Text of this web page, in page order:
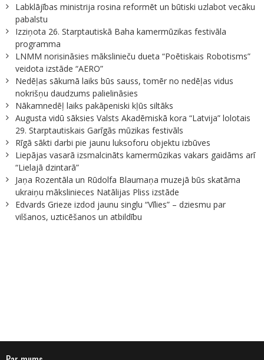
Labklājības ministrija rosina reformēt un būtiski uzlabot vecāku
pabalstu
Izziņota 26. Starptautiskā Baha kamermūzikas festivāla
programma
LNMM norisināsies mākslinieču dueta “Poētiskais Robotisms”
veidota izstāde “AERO”
Nedēļas sākumā laiks būs sauss, tomēr no nedēļas vidus
nokrišņu daudzums palielināsies
Nākamnedēļ laiks pakāpeniski kļūs siltāks
Augusta vidū sāksies Valsts Akadēmiskā kora “Latvija” lolotais
29. Starptautiskais Garīgās mūzikas festivāls
Rīgā sākti darbi pie jaunu luksoforu objektu izbūves
Liepājas vasarā izsmalcināts kamermūzikas vakars gaidāms arī
“Lielajā dzintarā”
Jaņa Rozentāla un Rūdolfa Blaumaņa muzejā būs skatāma
ukraiņu mākslinieces Natālijas Pliss izstāde
Edvards Grieze izdod jaunu singlu “Vīlies” – dziesmu par
vilšanos, uzticēšanos un atbildību